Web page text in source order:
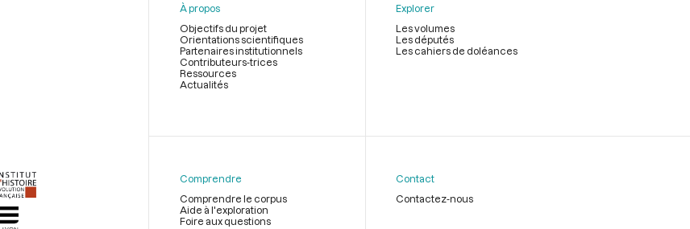
page
À propos
Objectifs du projet
Orientations scientifiques
Partenaires institutionnels
Contributeurs-trices
Ressources
Actualités
Explorer
Les volumes
Les députés
Les cahiers de doléances
Comprendre
Comprendre le corpus
Aide à l'exploration
Foire aux questions
Contact
Contactez-nous